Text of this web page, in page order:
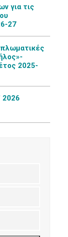
για τις
27
2025-
2026